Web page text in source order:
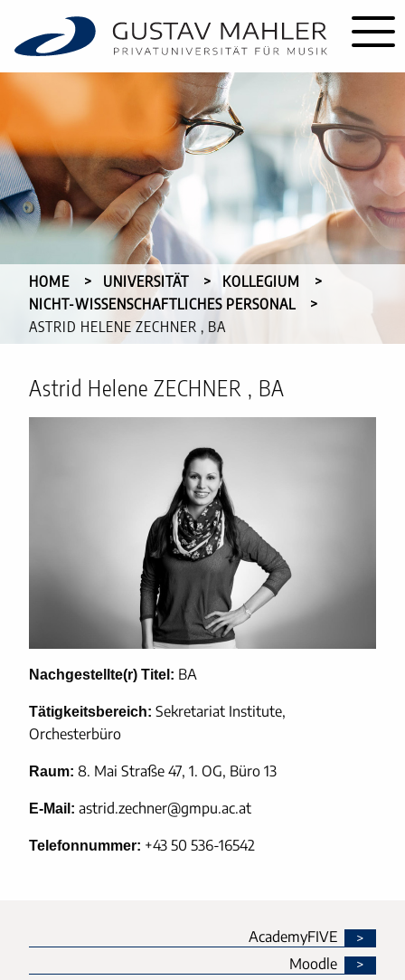
HOME UNIVERSITÄT
KOLLEGIUM
NICHT-WISSENSCHAFTLICHES PERSONAL
CURRENT:
ASTRID HELENE ZECHNER , BA
Astrid Helene ZECHNER , BA
Nachgestellte(r) Titel: BA
Tätigkeitsbereich: Sekretariat Institute,
Orchesterbüro
Raum: 8. Mai Straße 47, 1. OG, Büro 13
E-Mail: astrid.zechner@gmpu.ac.at
Telefonnummer: +43 50 536-16542
AcademyFIVE
Moodle